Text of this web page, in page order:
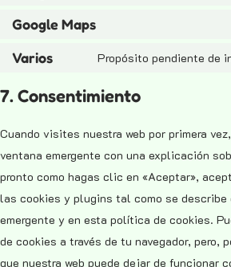
Google Maps
Varios Propósito pendiente de
7. Consentimiento
Cuando visites nuestra web por primera
ventana emergente con una explicación
pronto como hagas clic en «Aceptar»,
las cookies y plugins tal como se describe
emergente y en esta política de cookies.
de cookies a través de tu navegador, pero,
que nuestra web puede dejar de funcionar